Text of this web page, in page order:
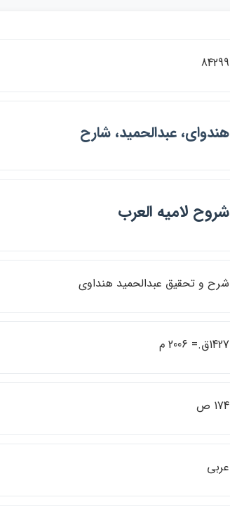
84299
هندواي، عبدالحميد، شارح
شروح لاميه العرب
شرح و تحقيق عبدالحميد هنداوي
1427ق.= 2006 م
174 ص
عربي